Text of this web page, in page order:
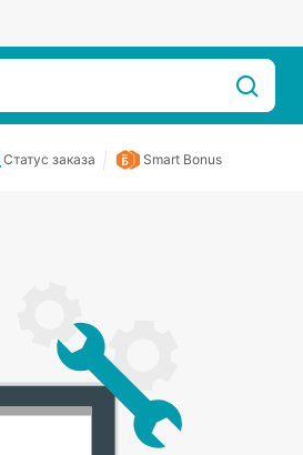
Статус заказа Smart Bonus